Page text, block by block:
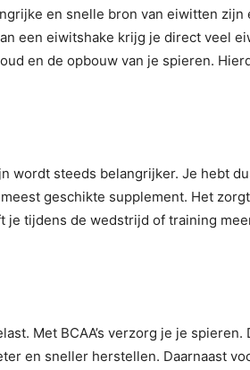
en snelle bron van eiwitten zijn
een eiwitshake krijg je direct veel
en de opbouw van je spieren.
wordt steeds belangrijker. Je hebt
geschikte supplement. Het
je tijdens de wedstrijd of training
Met BCAA’s verzorg je je spieren.
en sneller herstellen. Daarnaast